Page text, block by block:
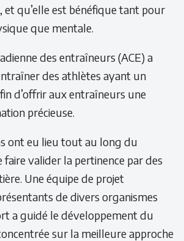
et qu’elle est bénéfique tant pour
que mentale.
des entraîneurs (ACE) a
des athlètes ayant un
d’offrir aux entraîneurs une
précieuse.
ont eu lieu tout au long du
faire valider la pertinence par des
Une équipe de projet
de divers organismes
a guidé le développement du
sur la meilleure approche